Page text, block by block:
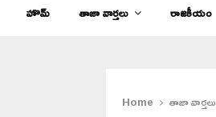
హొమ్ తాజా వార్తలు రాజకీయం
Home తాజా వార్తలు